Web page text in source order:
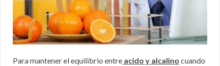
Para mantener el equilibrio entre acido y alcalino cuando